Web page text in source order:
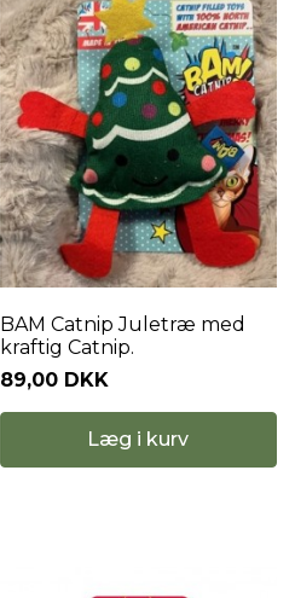
BAM Catnip Juletræ med
kraftig Catnip.
89,00 DKK
Læg i kurv